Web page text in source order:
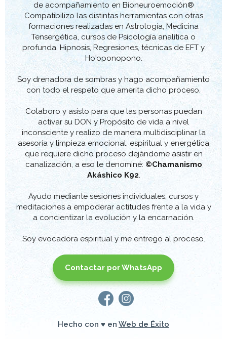
de acompañamiento en Bioneuroemoción®
Compatibilizo las distintas herramientas con otras
formaciones realizadas en Astrología, Medicina
Tensergética, cursos de Psicología analítica o
profunda, Hipnosis, Regresiones, técnicas de EFT y
Ho'oponopono.
Soy drenadora de sombras y hago acompañamiento
con todo el respeto que amerita dicho proceso.
Colaboro y asisto para que las personas puedan
activar su DON y Propósito de vida a nivel
inconsciente y realizo de manera multidisciplinar la
asesoría y limpieza emocional, espiritual y energética
que requiere dicho proceso dejándome asistir en
canalización, a eso le denominé: ©Chamanismo
Akáshico K92.
Ayudo mediante sesiones individuales, cursos y
meditaciones a empoderar actitudes frente a la vida y
a concientizar la evolución y la encarnación.
Contactar por WhatsApp
Hecho con ♥ en Web de Éxito